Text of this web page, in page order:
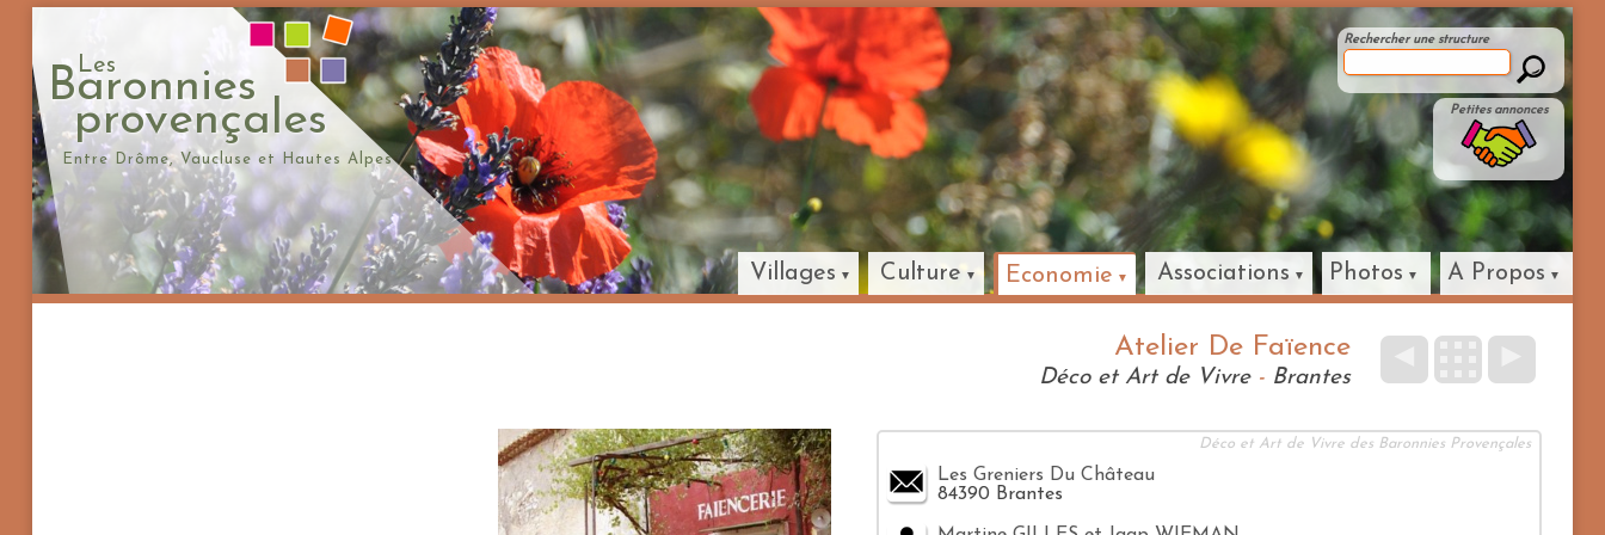
Les
Baronnies
provençales
Entre Drôme, Vaucluse et Hautes Alpes
Rechercher une structure
Petites annonces
Villages Culture Economie Associations Photos A Propos
Atelier De Faïence
Déco et Art de Vivre- Brantes
Déco et Art de Vivre des Baronnies Provençales
Les Greniers Du Château
84390 Brantes